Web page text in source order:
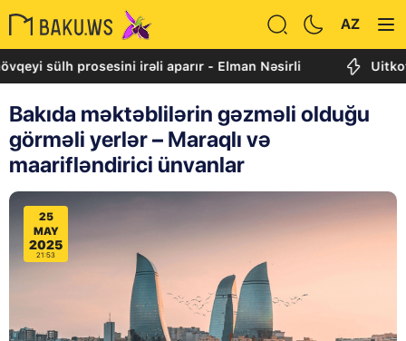
AZ
prosesini irəli aparır - Elman Nəsirli Uitkoff:
Bakıda məktəblilərin gəzməli olduğu
görməli yerlər – Maraqlı və
maarifləndirici ünvanlar
25
MAY
2025
21:53